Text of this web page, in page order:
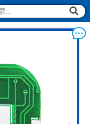
搜
索